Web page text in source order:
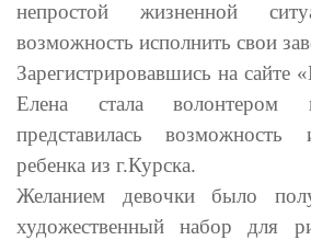
непростой жизненной
возможность исполнить свои
Зарегистрировавшись на сайте
Елена стала
представилась возможность
ребенка из г.Курска.
Желанием девочки было
художественный набор для